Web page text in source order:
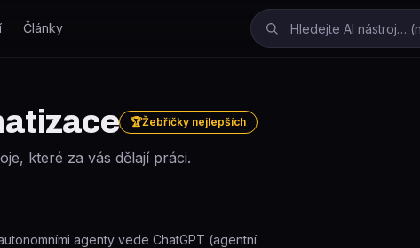
Články
🏆Žebříčky nejlepších
které za vás dělají práci.
agenty vede ChatGPT (agentní